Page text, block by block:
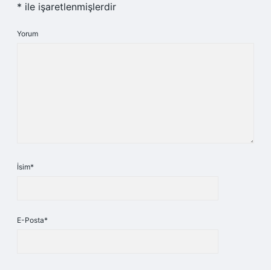
* ile işaretlenmişlerdir
Yorum
İsim*
E-Posta*